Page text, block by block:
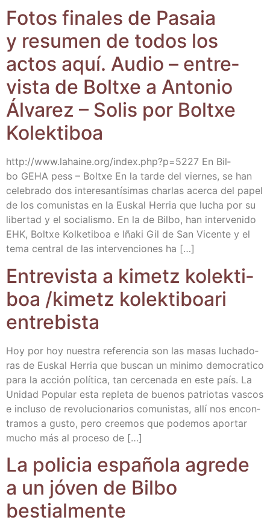
Fotos fina­les de Pasaia
y resu­men de todos los
actos aquí. Audio – entre­
vis­ta de Boltxe a Anto­nio
Álva­rez – Solis por Boltxe
Kolektiboa
http://​www​.lahai​ne​.org/​i​n​d​e​x​.​p​h​p​?​p​=​5​227 En Bil­
bo GEHA pess – Boltxe En la tar­de del vier­nes, se han
cele­bra­do dos intere­san­tí­si­mas char­las acer­ca del papel
de los comu­nis­tas en la Eus­kal Herria que lucha por su
liber­tad y el socia­lis­mo. En la de Bil­bo, han inter­ve­ni­do
EHK, Boltxe Kol­ke­ti­boa e Iña­ki Gil de San Vicen­te y el
tema cen­tral de las inter­ven­cio­nes ha […]
Entre­vis­ta a kimetz kolek­ti­
boa /​kimetz kolek­ti­boa­ri
entrebista
Hoy por hoy nues­tra refe­ren­cia son las masas lucha­do­
ras de Eus­kal Herria que bus­can un mini­mo demo­cra­ti­co
para la acción polí­ti­ca, tan cer­ce­na­da en este país. La
Uni­dad Popu­lar esta reple­ta de bue­nos patrio­tas vas­cos
e inclu­so de revo­lu­cio­na­rios comu­nis­tas, allí nos encon­
tra­mos a gus­to, pero cree­mos que pode­mos apor­tar
mucho más al pro­ce­so de […]
La poli­cia espa­ño­la agre­de
a un jóven de Bil­bo
bestialmente